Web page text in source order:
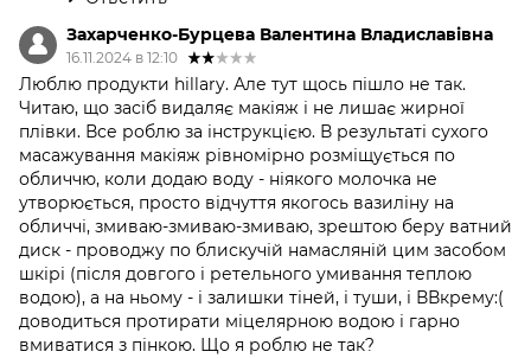
Захарченко-Бурцева Валентина Владиславівна
16.11.2024 в 12:10
Люблю продукти hillary. Але тут щось пішло не так.
Читаю, що засіб видаляє макіяж і не лишає жирної
плівки. Все роблю за інструкцією. В результаті сухого
масажування макіяж рівномірно розміщується по
обличчю, коли додаю воду - ніякого молочка не
утворюється, просто відчуття якогось вазиліну на
обличчі, змиваю-змиваю-змиваю, зрештою беру ватний
диск - проводжу по блискучій намасляній цим засобом
шкірі (після довгого і ретельного умивання теплою
водою), а на ньому - і залишки тіней, і туши, і ВВкрему:(
доводиться протирати міцелярною водою і гарно
вмиватися з пінкою. Що я роблю не так?